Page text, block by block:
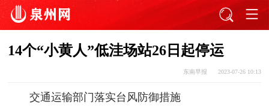
14个“小黄人”低洼场站26日起停运
东南早报 2023-07-26 10:13
交通运输部门落实台风防御措施